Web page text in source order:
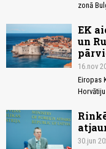
zonā
EK
un
16.nov
Eiropas
30.jun